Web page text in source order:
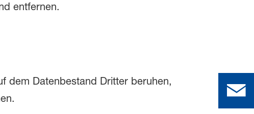
entfernen.
dem Datenbestand Dritter beruhen,